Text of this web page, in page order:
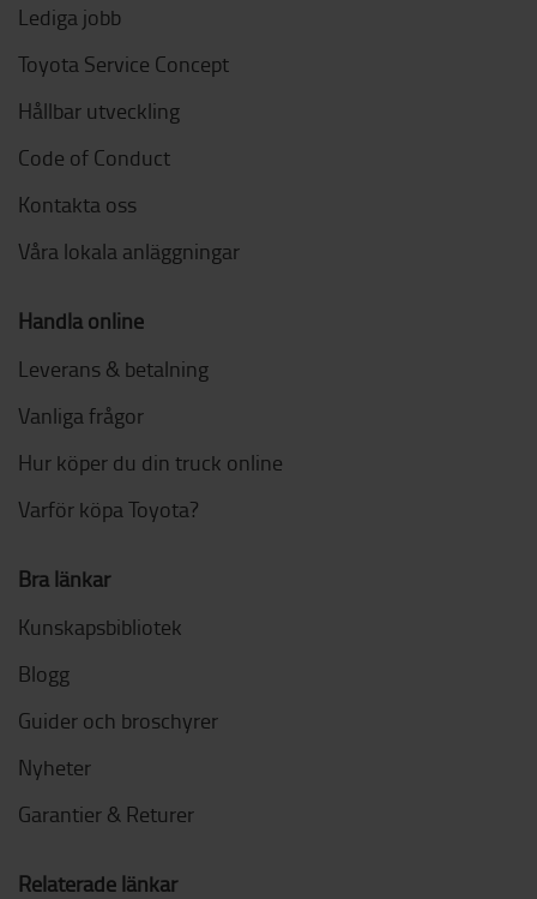
Lediga jobb
Toyota Service Concept
Hållbar utveckling
Code of Conduct
Kontakta oss
Våra lokala anläggningar
Handla online
Leverans & betalning
Vanliga frågor
Hur köper du din truck online
Varför köpa Toyota?
Bra länkar
Kunskapsbibliotek
Blogg
Guider och broschyrer
Nyheter
Garantier & Returer
Relaterade länkar